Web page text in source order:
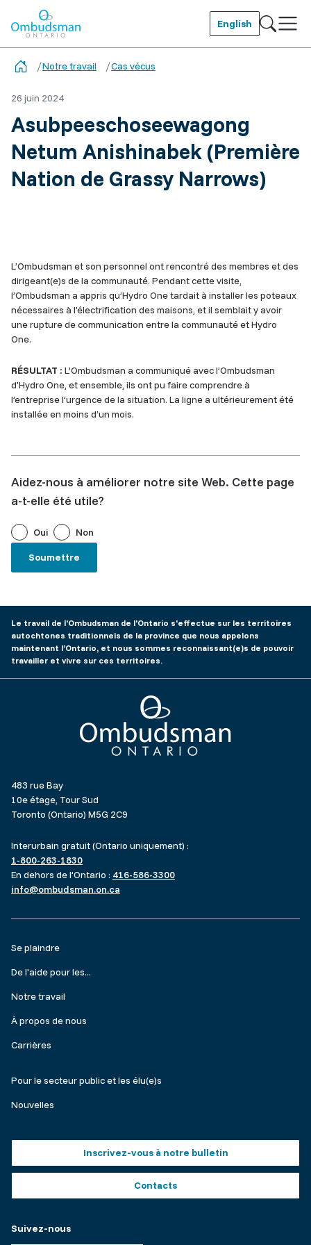
content
English
Notre travail Cas vécus
26 juin 2024
Asubpeeschoseewagong
Netum Anishinabek (Première
Nation de Grassy Narrows)
L’Ombudsman et son personnel ont rencontré des membres et des
dirigeant(e)s de la communauté. Pendant cette visite,
l’Ombudsman a appris qu’Hydro One tardait à installer les poteaux
nécessaires à l’électrification des maisons, et il semblait y avoir
une rupture de communication entre la communauté et Hydro
One.
RÉSULTAT : L'Ombudsman a communiqué avec l’Ombudsman
d’Hydro One, et ensemble, ils ont pu faire comprendre à
l’entreprise l’urgence de la situation. La ligne a ultérieurement été
installée en moins d’un mois.
Aidez-nous à améliorer notre site Web. Cette page
a-t-elle été utile?
Oui Non
Le travail de l'Ombudsman de l'Ontario s'effectue sur les territoires
autochtones traditionnels de la province que nous appelons
maintenant l’Ontario, et nous sommes reconnaissant(e)s de pouvoir
travailler et vivre sur ces territoires.
Ombudsman Ontario
483 rue Bay
10e étage, Tour Sud
Toronto (Ontario) M5G 2C9
Interurbain gratuit (Ontario uniquement) :
1-800-263-1830
En dehors de l’Ontario : 416-586-3300
info@ombudsman.on.ca
Footer
menu
Se plaindre
De l'aide pour les...
Notre travail
À propos de nous
Carrières
Make
a
Pour le secteur public et les élu(e)s
Nouvelles
buttons
Inscrivez-vous à notre bulletin
Contacts
Suivez-nous